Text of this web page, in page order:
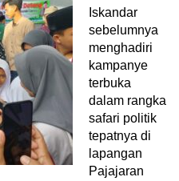
Iskandar
sebelumnya
menghadiri
kampanye
terbuka
dalam rangka
safari politik
tepatnya di
lapangan
Pajajaran